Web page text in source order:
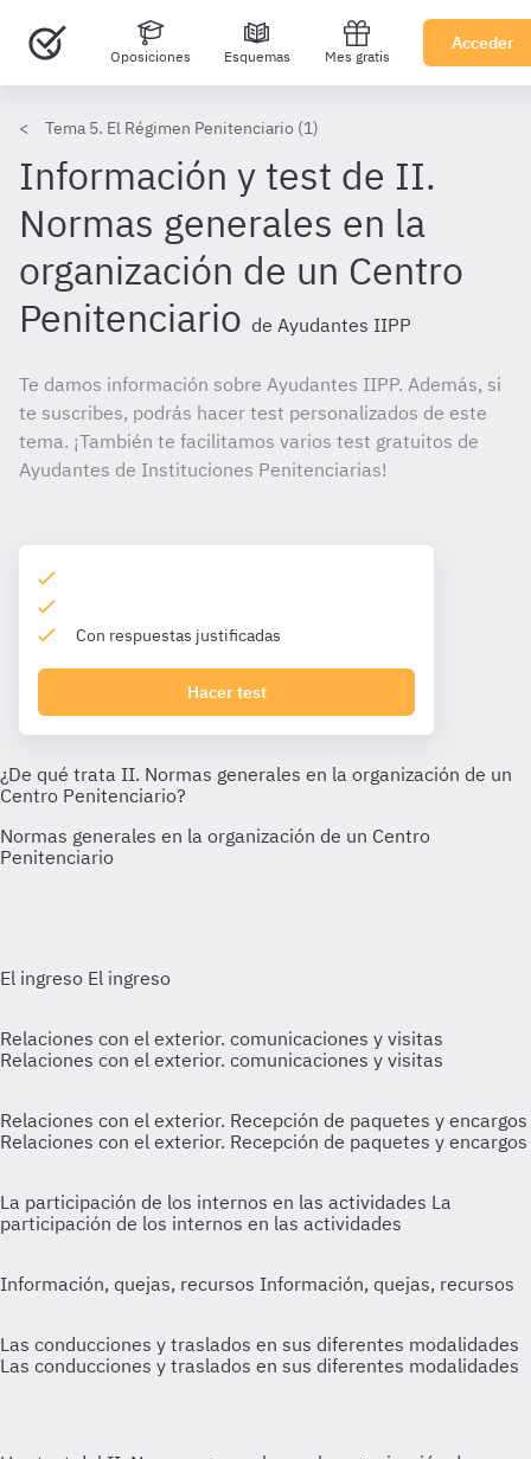
Oposiciones Esquemas Mes gratis
Acceder
Tema 5. El Régimen Penitenciario (1)
Información y test de II.
Normas generales en la
organización de un Centro
Penitenciario de Ayudantes IIPP
Te damos información sobre Ayudantes IIPP. Además, si
te suscribes, podrás hacer test personalizados de este
tema. ¡También te facilitamos varios test gratuitos de
Ayudantes de Instituciones Penitenciarias!
Con respuestas justificadas
Hacer test
El ingreso El ingreso
Relaciones con el exterior. comunicaciones y visitas
Relaciones con el exterior. comunicaciones y visitas
Relaciones con el exterior. Recepción de paquetes y encargos
Relaciones con el exterior. Recepción de paquetes y encargos
La participación de los internos en las actividades La
participación de los internos en las actividades
Información, quejas, recursos Información, quejas, recursos
Las conducciones y traslados en sus diferentes modalidades
Las conducciones y traslados en sus diferentes modalidades